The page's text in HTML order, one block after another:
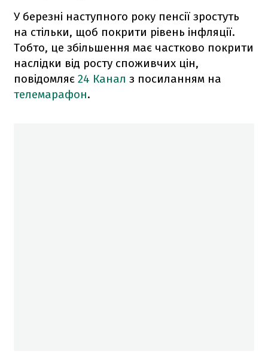
У березні наступного року пенсії зростуть
на стільки, щоб покрити рівень інфляції.
Тобто, це збільшення має частково покрити
наслідки від росту споживчих цін,
повідомляє 24 Канал з посиланням на
телемарафон.